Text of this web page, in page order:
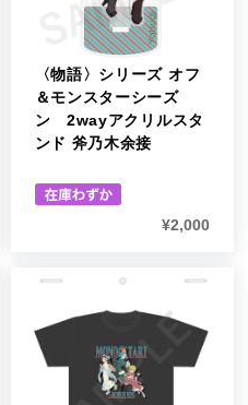
〈物語〉シリーズ オフ
＆モンスターシーズ
ン 2wayアクリルスタ
ンド 斧乃木余接
¥2,000